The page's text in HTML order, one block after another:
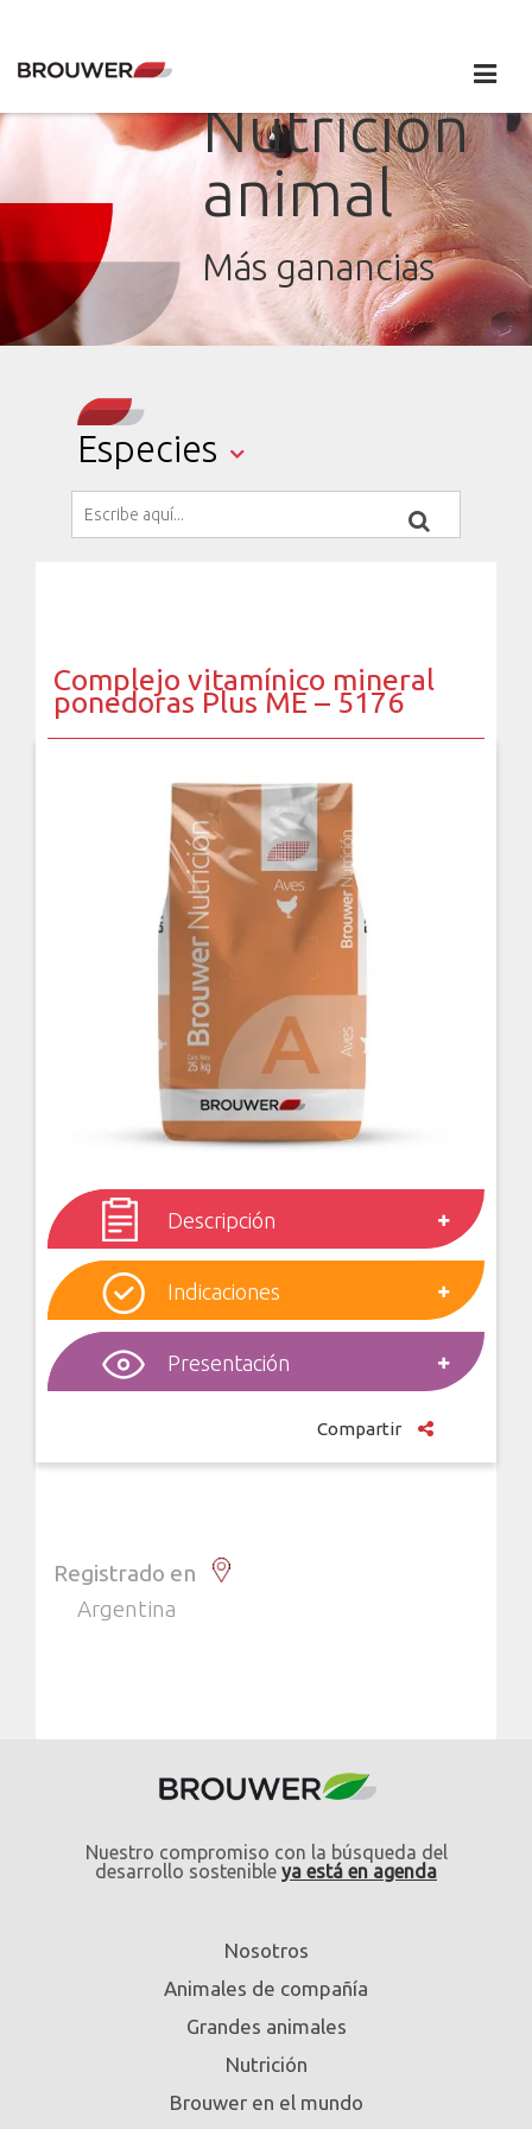
Nutrición
animal
Más ganancias
Especies
Complejo vitamínico mineral
ponedoras Plus ME – 5176
Descripción
Indicaciones
Presentación
Compartir
Registrado en
Argentina
Nuestro compromiso con la búsqueda del
desarrollo sostenible ya está en agenda
Nosotros
Animales de compañía
Grandes animales
Nutrición
Brouwer en el mundo